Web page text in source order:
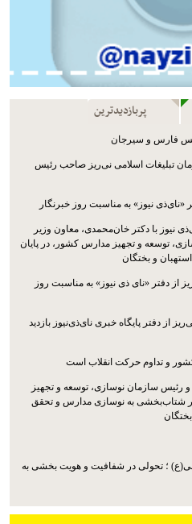
پربازدیدترین
فارس و سیرجان
تبلیغات اسلامی نی‌ریز صاحب رئیس
«نای‌ذی نیوز» به مناسبت روز خبرنگار
نیوز با دکتر خان‌محمدی، معاون وزیر
توسعه و تجهیز مدارس کشور، در پایان
و بختگان
از دفتر «نای ذی نیوز» به مناسبت روز
از دفتر پایگاه خبری نای‌ذی‌نیوز بازدید
و تداوم حرکت انقلاب است
سازمان نوسازی، توسعه و تجهیز
شتاب‌بخشی به نوسازی مدارس و تحقق
؛ تحولی در شفافیت و هویت بخشی به